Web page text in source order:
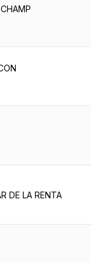
DE LA RENTA